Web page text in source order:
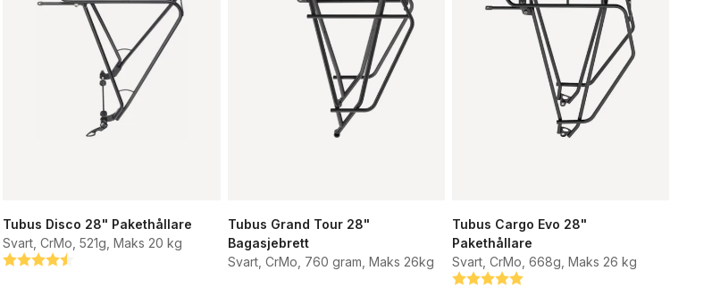
Tubus Disco 28" Pakethållare
Svart, CrMo, 521g, Maks 20 kg
Betyg:
4.7 utav 5 stjärnor
Tubus Grand Tour 28"
Bagasjebrett
Svart, CrMo, 760 gram, Maks 26kg
Tubus Cargo Evo 28"
Pakethållare
Svart, CrMo, 668g, Maks 26 kg
Betyg:
5.0 utav 5 stjärnor